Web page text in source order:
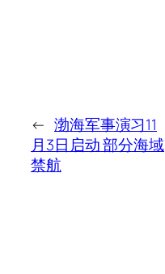
← 渤海军事演习11
月3日启动 部分海域
禁航